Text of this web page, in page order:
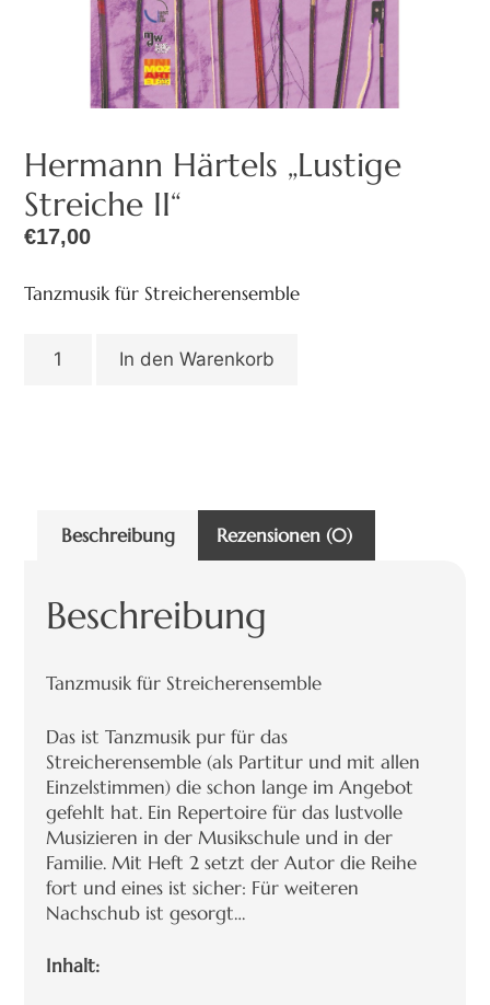
Hermann Härtels „Lustige
Streiche II“
€17,00
Tanzmusik für Streicherensemble
In den Warenkorb
Beschreibung Rezensionen (0)
Beschreibung
Tanzmusik für Streicherensemble
Das ist Tanzmusik pur für das
Streicherensemble (als Partitur und mit allen
Einzelstimmen) die schon lange im Angebot
gefehlt hat. Ein Repertoire für das lustvolle
Musizieren in der Musikschule und in der
Familie. Mit Heft 2 setzt der Autor die Reihe
fort und eines ist sicher: Für weiteren
Nachschub ist gesorgt…
Inhalt: